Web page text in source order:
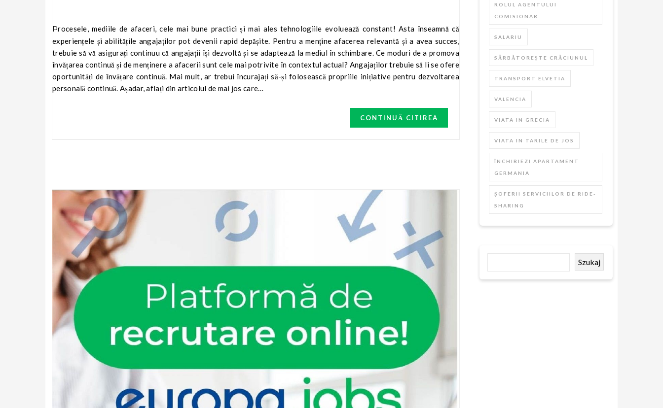
Procesele, mediile de afaceri, cele mai bune practici și mai ales tehnologiile evoluează constant! Asta înseamnă că
experiențele și abilitățile angajaților pot devenii rapid depășite. Pentru a menține afacerea relevantă și a avea succes,
trebuie să vă asigurați continuu că angajații își dezvoltă și se adaptează la mediul în schimbare. Ce moduri de a promova
învățarea continuă și de menținere a afacerii sunt cele mai potrivite în contextul actual? Angajaților trebuie să li se ofere
oportunități de învățare continuă. Mai mult, ar trebui încurajați să-și folosească propriile inițiative pentru dezvoltarea
personală continuă. Așadar, aflați din articolul de mai jos care…
CONTINUĂ CITIREA
ROLUL AGENTULUI
COMISIONAR
SALARIU
SĂRBĂTOREȘTE CRĂCIUNUL
TRANSPORT ELVETIA
VALENCIA
VIATA IN GRECIA
VIATA IN TARILE DE JOS
ÎNCHIRIEZI APARTAMENT
GERMANIA
ȘOFERII SERVICIILOR DE RIDE-
SHARING
Szukaj